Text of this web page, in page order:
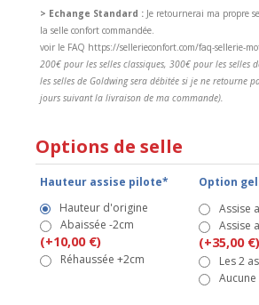
Options de selle
Hauteur assise pilote*
Hauteur d'origine
Abaissée -2cm
(+10,00 €)
Réhaussée +2cm
Option gel
Assise
Assise
(+35,00 €)
Les 2
Aucune
> Echange Standard :Je retournerai ma propre
la selle confort commandée.
voir le FAQ https://sellerieconfort.com/faq-sellerie-
200€ pour les selles classiques, 300€ pour les selles
les selles de Goldwing sera débitée si je ne retourne
jours suivant la livraison de ma commande).